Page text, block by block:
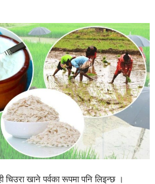
खाने पर्वका रूपमा पनि लिइन्छ ।